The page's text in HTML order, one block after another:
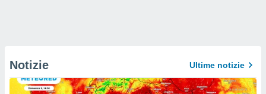
Notizie Ultime notizie